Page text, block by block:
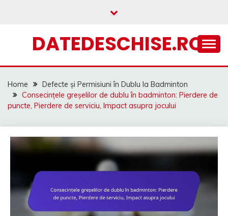
DATEDESCHISE.RO
Home
Defecte și Permisiuni în Dublu la Badminton
Consecințele greșelilor de dublu în badminton: Pierdere de
puncte, Pierdere de serviciu, Impact asupra jocului